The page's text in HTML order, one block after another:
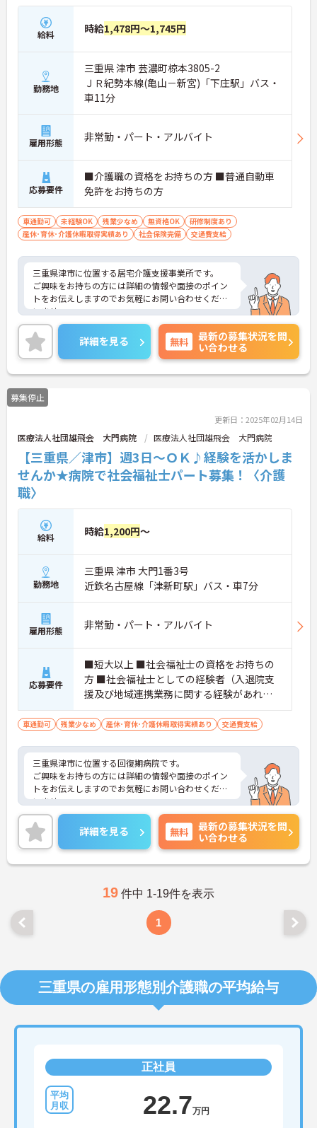
給料 時給1,478円～1,745円
勤務地
三重県 津市 芸濃町椋本3805-2
ＪＲ紀勢本線(亀山－新宮)「下庄駅」バス・
車11分
雇用形態 非常勤・パート・アルバイト
応募要件
■介護職の資格をお持ちの方 ■普通自動車
免許をお持ちの方
車通勤可 未経験OK 残業少なめ 無資格OK
研修制度あり
産休･育休･介護休暇取得実績あり
社会保険完備 交通費支給
三重県津市に位置する居宅介護支援事業所です。
ご興味をお持ちの方には詳細の情報や面接のポイン
トをお伝えしますのでお気軽にお問い合わせくださ
いませ。
詳細を見る 無料
最新の募集状況を問
い合わせる
募集停止
更新日：2025年02月14日
医療法人社団雄飛会 大門病院 医療法人社団雄飛会 大門病院
【三重県／津市】週3日～ＯＫ♪経験を活かしま
せんか★病院で社会福祉士パート募集！〈介護
職〉
給料 時給1,200円～
勤務地
三重県 津市 大門1番3号
近鉄名古屋線「津新町駅」バス・車7分
雇用形態 非常勤・パート・アルバイト
応募要件
■短大以上 ■社会福祉士の資格をお持ちの
方 ■社会福祉士としての経験者（入退院支
援及び地域連携業務に関する経験があれば
尚可）
車通勤可 残業少なめ 産休･育休･介護休暇取得実績あり 交通費支給
三重県津市に位置する回復期病院です。
ご興味をお持ちの方には詳細の情報や面接のポイン
トをお伝えしますのでお気軽にお問い合わせくださ
いませ。
詳細を見る 無料
最新の募集状況を問
い合わせる
19 件中 1-19件を表示
1
三重県の雇用形態別介護職の平均給与
正社員
22.7万円